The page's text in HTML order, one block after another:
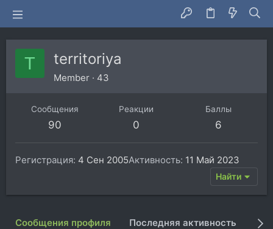
T territoriya
Member · 43
Сообщения
90
Реакции
0
Баллы
6
Регистрация 4 Сен 2005Активность 11 Май 2023
Найти
Сообщения профиля Последняя активность